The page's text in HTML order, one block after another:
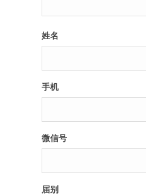
出彩2016
辉煌2013
姓名
手机
微信号
届别